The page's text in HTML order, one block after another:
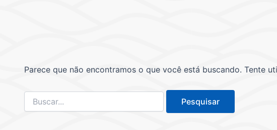
Parece que não encontramos o que você está buscando. Tente
Pesquisar
por: